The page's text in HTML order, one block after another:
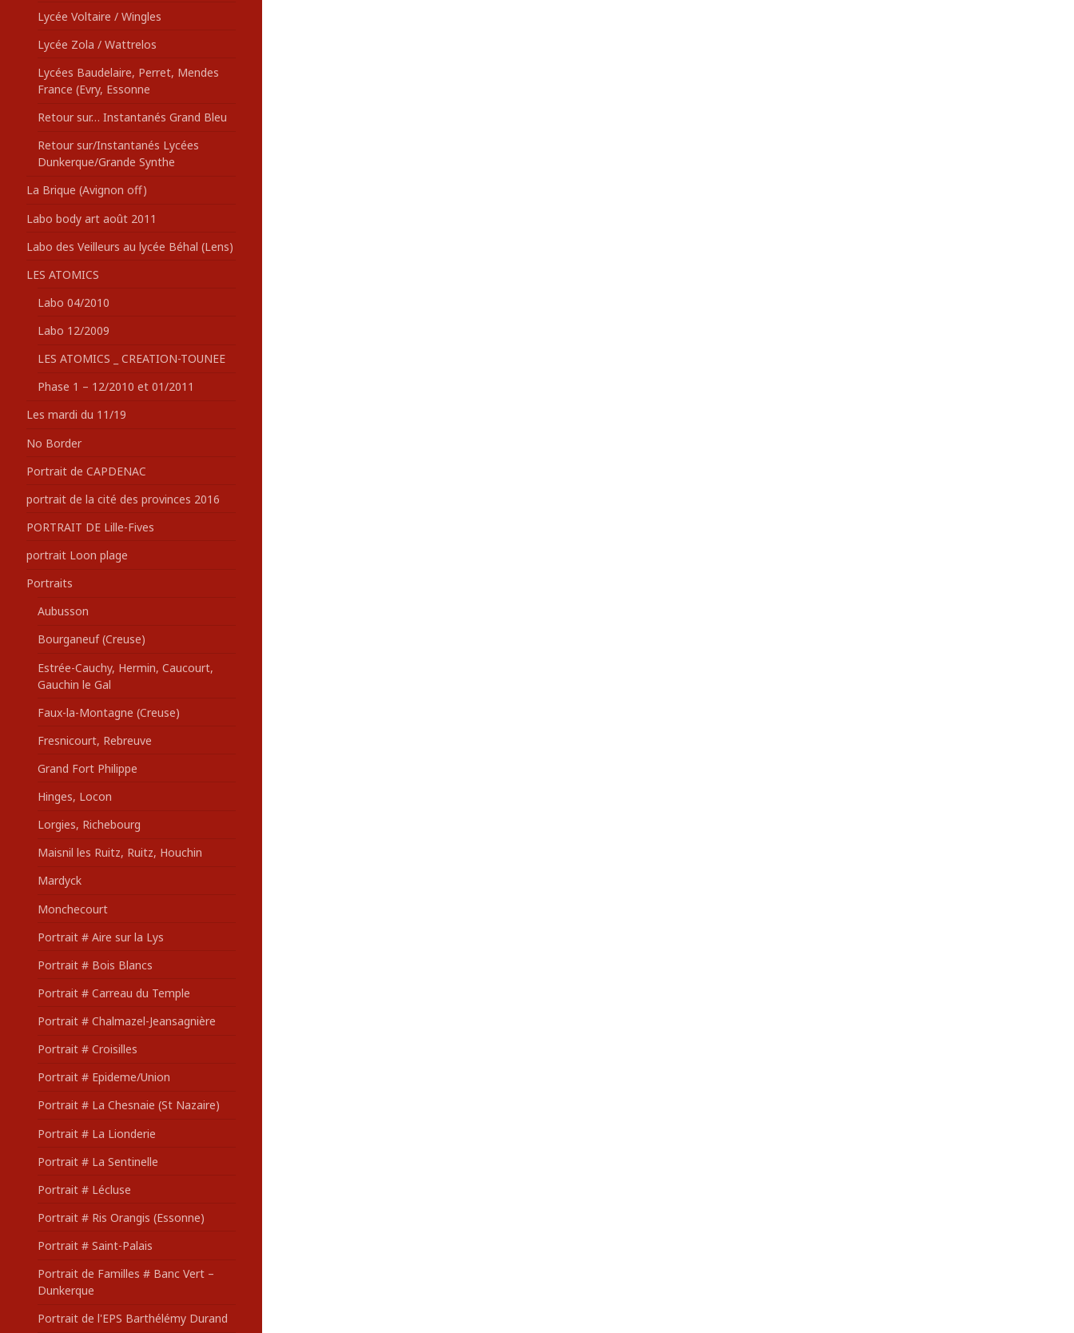
Lycée Voltaire / Wingles
Lycée Zola / Wattrelos
Lycées Baudelaire, Perret, Mendes
France (Evry, Essonne
Retour sur… Instantanés Grand Bleu
Retour sur/Instantanés Lycées
Dunkerque/Grande Synthe
La Brique (Avignon off)
Labo body art août 2011
Labo des Veilleurs au lycée Béhal (Lens)
LES ATOMICS
Labo 04/2010
Labo 12/2009
LES ATOMICS _ CREATION-TOUNEE
Phase 1 – 12/2010 et 01/2011
Les mardi du 11/19
No Border
Portrait de CAPDENAC
portrait de la cité des provinces 2016
PORTRAIT DE Lille-Fives
portrait Loon plage
Portraits
Aubusson
Bourganeuf (Creuse)
Estrée-Cauchy, Hermin, Caucourt,
Gauchin le Gal
Faux-la-Montagne (Creuse)
Fresnicourt, Rebreuve
Grand Fort Philippe
Hinges, Locon
Lorgies, Richebourg
Maisnil les Ruitz, Ruitz, Houchin
Mardyck
Monchecourt
Portrait # Aire sur la Lys
Portrait # Bois Blancs
Portrait # Carreau du Temple
Portrait # Chalmazel-Jeansagnière
Portrait # Croisilles
Portrait # Epideme/Union
Portrait # La Chesnaie (St Nazaire)
Portrait # La Lionderie
Portrait # La Sentinelle
Portrait # Lécluse
Portrait # Ris Orangis (Essonne)
Portrait # Saint-Palais
Portrait de Familles # Banc Vert –
Dunkerque
Portrait de l'EPS Barthélémy Durand